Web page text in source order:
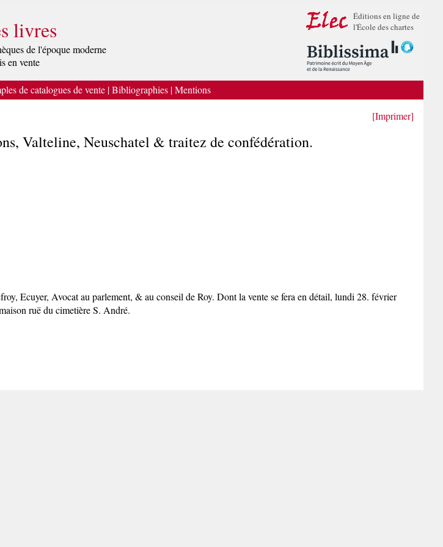
livres
de l'époque moderne
en vente
Éditions en ligne de
l'École des chartes
de catalogues de vente |Bibliographies |Mentions
[Imprimer]
Valteline, Neuschatel & traitez de confédération.
Ecuyer, Avocat au parlement, & au conseil de Roy. Dont la vente se fera en détail, lundi 28. février
ruë du cimetière S. André.